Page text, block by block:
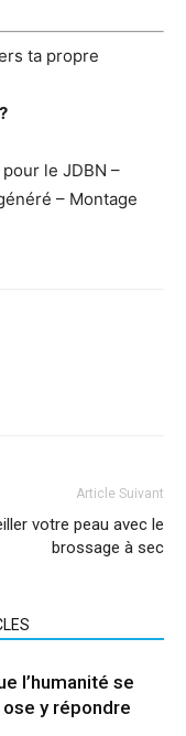
ta propre
le JDBN –
– Montage
Article Suivant
votre peau avec le
brossage à sec
l’humanité se
y répondre